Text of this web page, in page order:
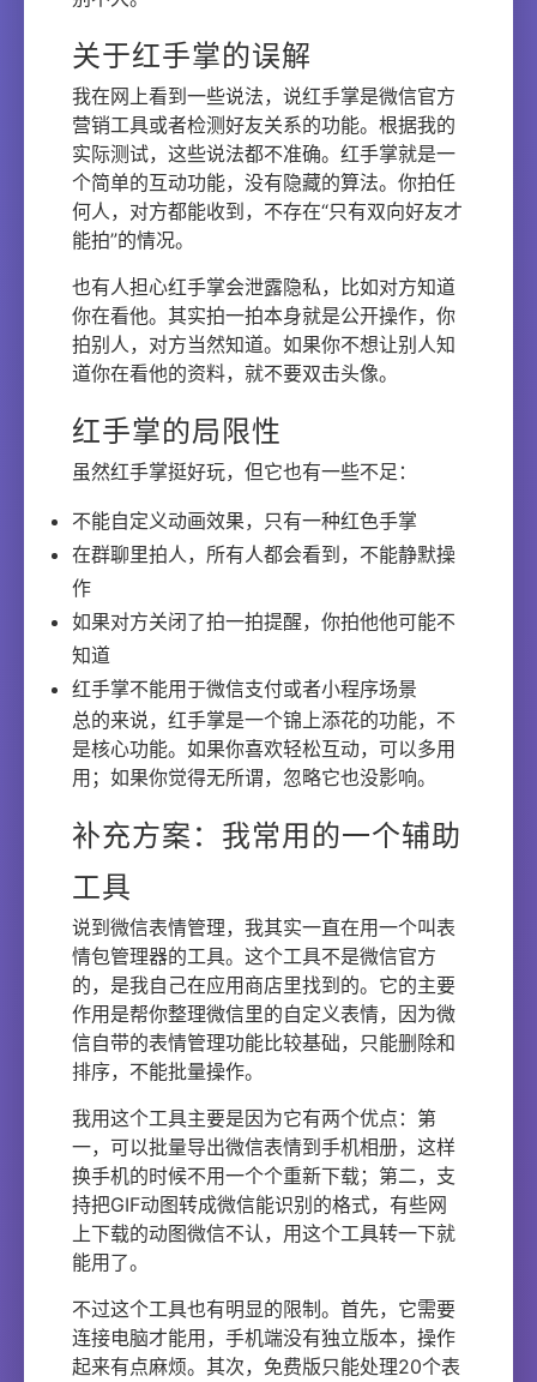
关于红手掌的误解
我在网上看到一些说法，说红手掌是微信官方
营销工具或者检测好友关系的功能。根据我的
实际测试，这些说法都不准确。红手掌就是一
个简单的互动功能，没有隐藏的算法。你拍任
何人，对方都能收到，不存在“只有双向好友才
能拍”的情况。
也有人担心红手掌会泄露隐私，比如对方知道
你在看他。其实拍一拍本身就是公开操作，你
拍别人，对方当然知道。如果你不想让别人知
道你在看他的资料，就不要双击头像。
红手掌的局限性
虽然红手掌挺好玩，但它也有一些不足：
不能自定义动画效果，只有一种红色手掌
在群聊里拍人，所有人都会看到，不能静默操
作
如果对方关闭了拍一拍提醒，你拍他他可能不
知道
红手掌不能用于微信支付或者小程序场景
总的来说，红手掌是一个锦上添花的功能，不
是核心功能。如果你喜欢轻松互动，可以多用
用；如果你觉得无所谓，忽略它也没影响。
补充方案：我常用的一个辅助
工具
说到微信表情管理，我其实一直在用一个叫表
情包管理器的工具。这个工具不是微信官方
的，是我自己在应用商店里找到的。它的主要
作用是帮你整理微信里的自定义表情，因为微
信自带的表情管理功能比较基础，只能删除和
排序，不能批量操作。
我用这个工具主要是因为它有两个优点：第
一，可以批量导出微信表情到手机相册，这样
换手机的时候不用一个个重新下载；第二，支
持把GIF动图转成微信能识别的格式，有些网
上下载的动图微信不认，用这个工具转一下就
能用了。
不过这个工具也有明显的限制。首先，它需要
连接电脑才能用，手机端没有独立版本，操作
起来有点麻烦。其次，免费版只能处理20个表